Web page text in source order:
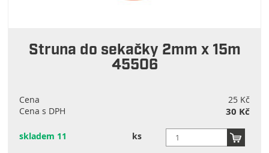
Struna do sekačky 2mm x 15m
45506
Cena
25 Kč
Cena s DPH
30 Kč
skladem 11 ks